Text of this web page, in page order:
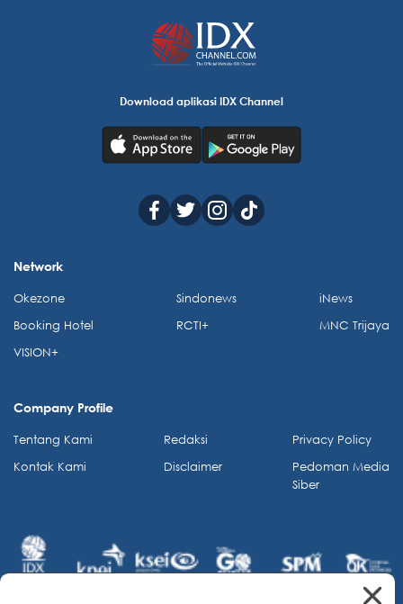
Download aplikasi IDX Channel
Network
Okezone
Booking Hotel
VISION+
Sindonews
RCTI+
iNews
MNC Trijaya
Company Profile
Tentang Kami
Kontak Kami
Redaksi
Disclaimer
Privacy Policy
Pedoman Media
Siber